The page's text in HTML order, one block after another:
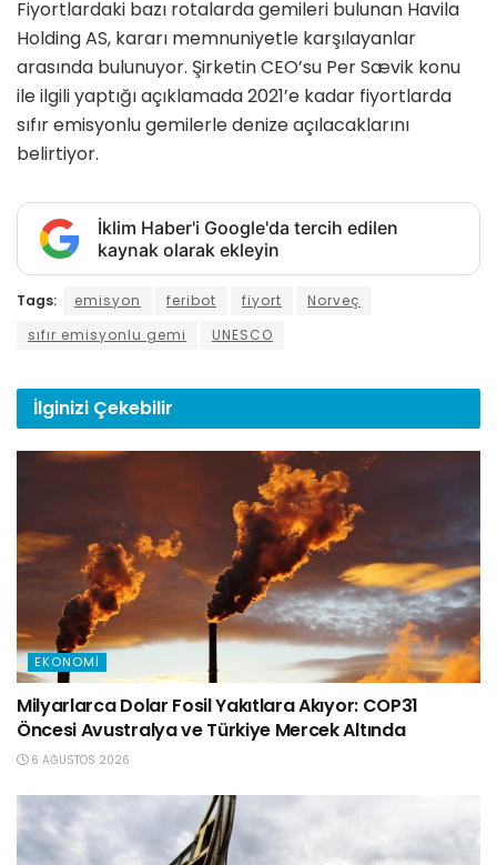
Fiyortlardaki bazı rotalarda gemileri bulunan Havila
Holding AS, kararı memnuniyetle karşılayanlar
arasında bulunuyor. Şirketin CEO’su Per Sævik konu
ile ilgili yaptığı açıklamada 2021’e kadar fiyortlarda
sıfır emisyonlu gemilerle denize açılacaklarını
belirtiyor.
İklim Haber'i Google'da tercih edilen
kaynak olarak ekleyin
Tags: emisyon feribot fiyort
Norveç
sıfır emisyonlu gemi
UNESCO
İlginizi Çekebilir
EKONOMI
Milyarlarca Dolar Fosil Yakıtlara Akıyor: COP31
Öncesi Avustralya ve Türkiye Mercek Altında
6 AĞUSTOS 2026